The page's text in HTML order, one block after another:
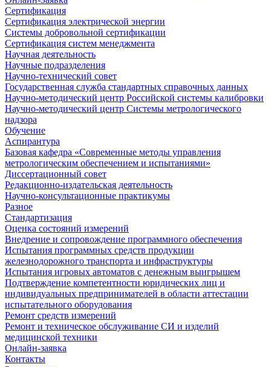
Сертификация
Сертификация электрической энергии
Системы добровольной сертификации
Сертификация систем менеджмента
Научная деятельность
Научные подразделения
Научно-технический совет
Государственная служба стандартных справочных данных
Научно-методический центр Российской системы калибровки
Научно-методический центр Системы метрологического
надзора
Обучение
Аспирантура
Базовая кафедра «Современные методы управления
метрологическим обеспечением и испытаниями»
Диссертационный совет
Редакционно-издательская деятельность
Научно-консультационные практикумы
Разное
Стандартизация
Оценка состояний измерений
Внедрение и сопровождение программного обеспечения
Испытания программных средств продукции
железнодорожного транспорта и инфраструктуры
Испытания игровых автоматов с денежным выигрышем
Подтверждение компетентности юридических лиц и
индивидуальных предпринимателей в области аттестации
испытательного оборудования
Ремонт средств измерений
Ремонт и техническое обслуживание СИ и изделий
медицинской техники
Онлайн-заявка
Контакты